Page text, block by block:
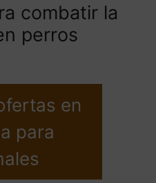
combatir la
perros
en
para